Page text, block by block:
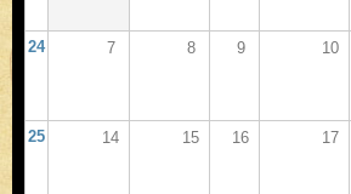
24 7 8 9 10
25 14 15 16 17